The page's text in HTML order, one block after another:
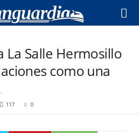
La Salle Hermosillo
como una
117 0